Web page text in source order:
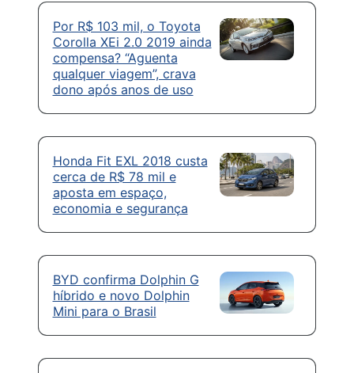
Por R$ 103 mil, o Toyota
Corolla XEi 2.0 2019 ainda
compensa? “Aguenta
qualquer viagem”, crava
dono após anos de uso
Honda Fit EXL 2018 custa
cerca de R$ 78 mil e
aposta em espaço,
economia e segurança
BYD confirma Dolphin G
híbrido e novo Dolphin
Mini para o Brasil